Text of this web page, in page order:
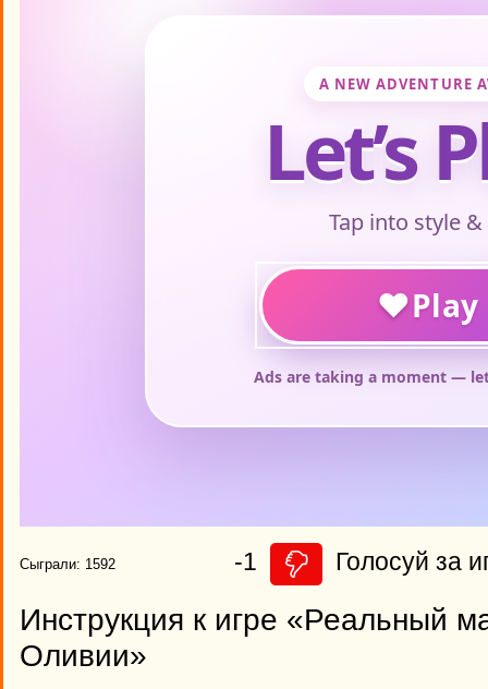
Сыграли: 1592 -1 Голосуй за
Инструкция к игре «Реальный
Оливии»